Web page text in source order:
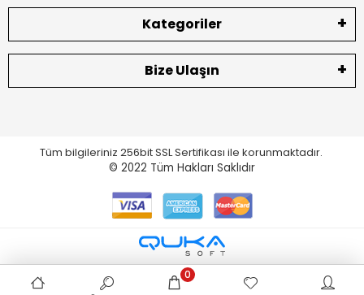
Kategoriler
Bize Ulaşın
Tüm bilgileriniz 256bit SSL Sertifikası ile korunmaktadır.
© 2022 Tüm Hakları Saklıdır
0